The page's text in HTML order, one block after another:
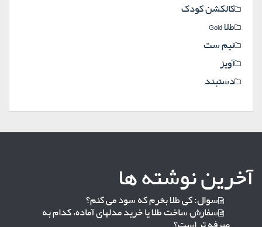
کالکشن کودک
طلا Gold
نیم ست
آویز
دستبند
آخرین نوشته ها
سوال: کی طلا بخرم که سود می کنم؟
سفارش ساخت طلا یا خرید مدلهای آماده، کدام به